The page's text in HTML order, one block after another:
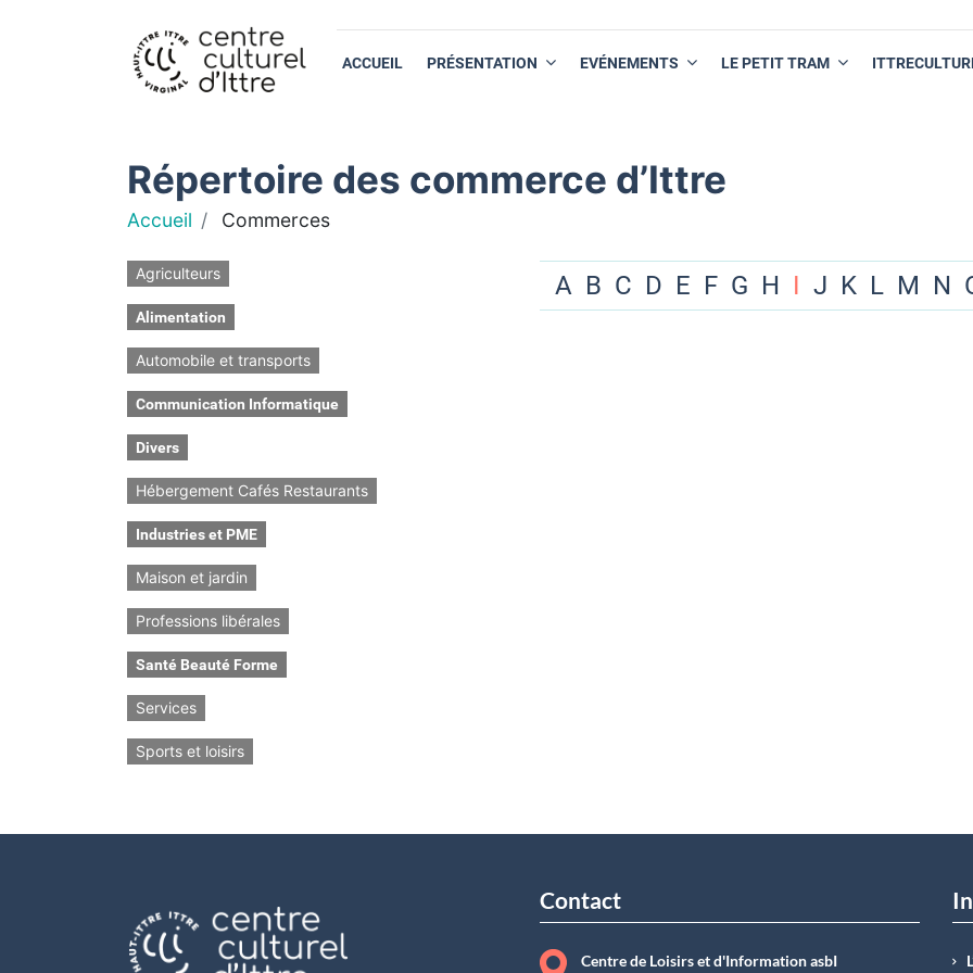
ACCUEIL PRÉSENTATION EVÉNEMENTS LE PETIT TRAM
Répertoire des commerce d’Ittre
Accueil Commerces
Agriculteurs
Alimentation
Automobile et transports
Communication Informatique
Divers
Hébergement Cafés Restaurants
Industries et PME
Maison et jardin
Professions libérales
Santé Beauté Forme
Services
Sports et loisirs
A B C D E F G H I J K L M N
Contact
Centre de Loisirs et d'Information asbI